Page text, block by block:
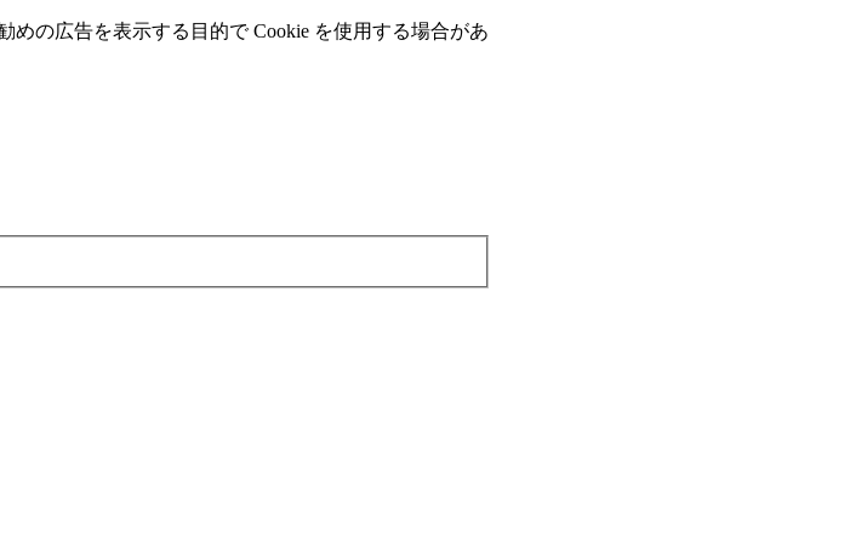
の広告を表⽰する⽬的で Cookie を使⽤する場合があ